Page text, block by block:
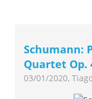
Schumann:
Quartet Op.
03/01/2020,